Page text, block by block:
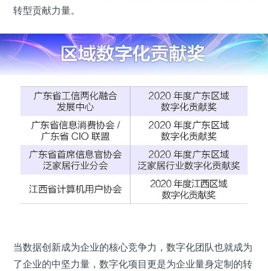
转型贡献力量。
当数据创新成为企业的核心竞争力，数字化团队也就成为
了企业的中坚力量，数字化项目更是为企业量身定制的转